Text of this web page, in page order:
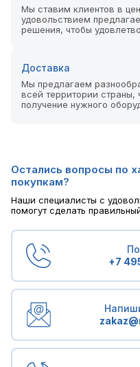
Мы ставим клиентов в
удовольствием
решения, чтобы
Доставка
Мы предлагаем
всей территории страны,
получение нужного
Остались вопросы по
покупкам?
Наши специалисты с
помогут сделать
+7